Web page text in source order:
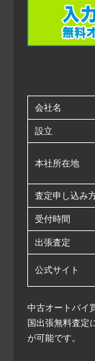
会社名
設立
本社所在地
査定申し込み
受付時間
出張査定
公式サイト
中古オートバイ
国出張無料査定
が可能です。